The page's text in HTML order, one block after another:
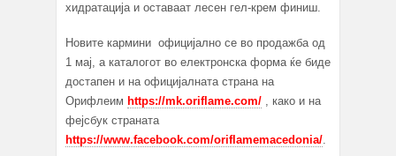
хидратација и оставаат лесен гел-крем финиш.
Новите кармини официјално се во продажба од
1 мај, а каталогот во електронска форма ќе биде
достапен и на официјалната страна на
Орифлеим https://mk.oriflame.com/ , како и на
фејсбук страната
https://www.facebook.com/oriflamemacedonia/.